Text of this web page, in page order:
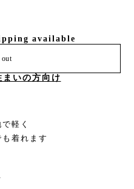
available
out
まいの方向け
軽く
着れます